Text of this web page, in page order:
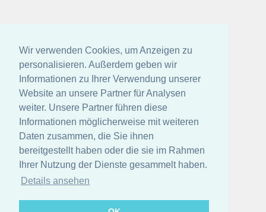
Wir verwenden Cookies, um Anzeigen zu
personalisieren. Außerdem geben wir
Informationen zu Ihrer Verwendung unserer
Website an unsere Partner für Analysen
weiter. Unsere Partner führen diese
Informationen möglicherweise mit weiteren
Daten zusammen, die Sie ihnen
bereitgestellt haben oder die sie im Rahmen
Ihrer Nutzung der Dienste gesammelt haben.
Details ansehen